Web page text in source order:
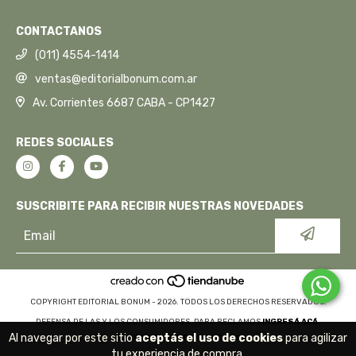
Al navegar por este sitio aceptás el uso de cookiespara agilizar
CONTACTANOS
(011) 4554-1414
ventas@editorialbonum.com.ar
Av. Corrientes 6687 CABA - CP1427
REDES SOCIALES
SUSCRIBITE PARA RECIBIR NUESTRAS NOVEDADES
COPYRIGHT EDITORIAL BONUM - 2026. TODOS LOS DERECHOS RESERVADOS.
DEFENSA DE LAS Y LOS CONSUMIDORES. PARA RECLAMOSINGRESÁ ACÁ.
BOTÓN DE ARREPENTIMIENTO